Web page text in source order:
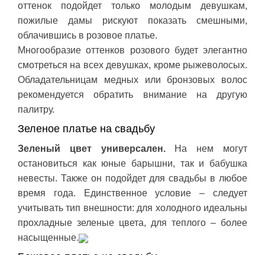
оттенок подойдет только молодым девушкам,
пожилые дамы рискуют показать смешными,
облачившись в розовое платье.
Многообразие оттенков розового будет элегантно
смотреться на всех девушках, кроме рыжеволосых.
Обладательницам медных или бронзовых волос
рекомендуется обратить внимание на другую
палитру.
Зеленое платье на свадьбу
Зеленый цвет универсален.На нем могут
остановиться как юные барышни, так и бабушка
невесты. Также он подойдет для свадьбы в любое
время года. Единственное условие – следует
учитывать тип внешности: для холодного идеальны
прохладные зеленые цвета, для теплого – более
насыщенные.